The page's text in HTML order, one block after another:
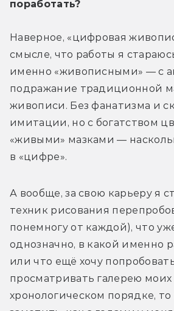
поработать?
Наверное, «цифровая
смысле, что работы я
именно «живописными» — с
подражание традиционной
живописи. Без фанатизма и
имитации, но с богатством
«живыми» мазками —
в «цифре».
А вообще, за свою карьеру я
техник рисования
понемногу от каждой), что
однозначно, в какой именно
или что ещё хочу
просматривать галерею моих
хронологическом порядке,